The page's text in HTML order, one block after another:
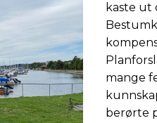
kaste ut
mange
berørte